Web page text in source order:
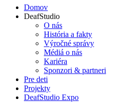
Domov
DeafStudio
O nás
História a fakty
Výročné správy
Médiá o nás
Kariéra
Sponzori & partneri
Pre deti
Projekty
DeafStudio Expo